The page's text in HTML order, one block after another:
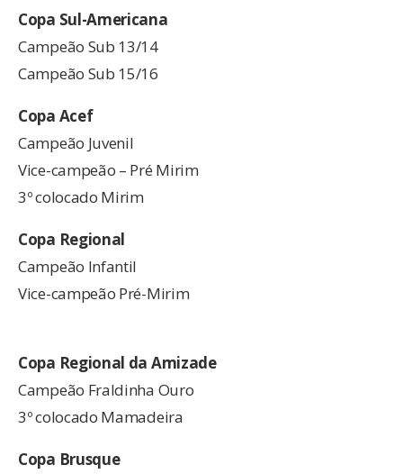
Copa Sul-Americana
Campeão Sub 13/14
Campeão Sub 15/16
Copa Acef
Campeão Juvenil
Vice-campeão – Pré Mirim
3º colocado Mirim
Copa Regional
Campeão Infantil
Vice-campeão Pré-Mirim
Copa Regional da Amizade
Campeão Fraldinha Ouro
3º colocado Mamadeira
Copa Brusque